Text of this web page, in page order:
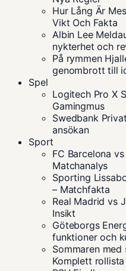
Hur Lång Är
Vikt Och Fakta
Albin Lee
nykterhet och
På rymmen
genombrott till
Spel
Logitech Pro X
Gamingmus
Swedbank
ansökan
Sport
FC Barcelona
Matchanalys
Sporting
– Matchfakta
Real Madrid vs
Insikt
Göteborgs
funktioner och
Sommaren med
Komplett